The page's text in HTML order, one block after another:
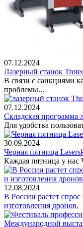
07.12.2024
Лазерный станок
В связи с санкциями
проблемы...
07.12.2024
Складская программа
Для удобства
30.09.2024
Черная пятница
Каждая пятница у
12.08.2024
В России растет
изготовления дронов.